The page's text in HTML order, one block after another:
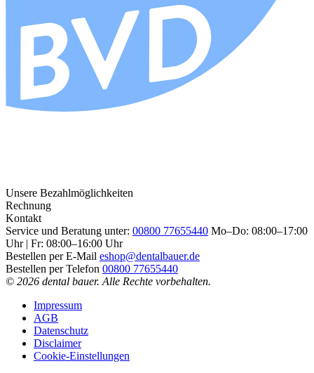
Unsere Bezahlmöglichkeiten
Rechnung
Kontakt
Service und Beratung unter: 00800 77655440 Mo–Do: 08:00–17:00
Uhr | Fr: 08:00–16:00 Uhr
Bestellen per E-Mail eshop@dentalbauer.de
Bestellen per Telefon 00800 77655440
© 2026 dental bauer. Alle Rechte vorbehalten.
Impressum
AGB
Datenschutz
Disclaimer
Cookie-Einstellungen